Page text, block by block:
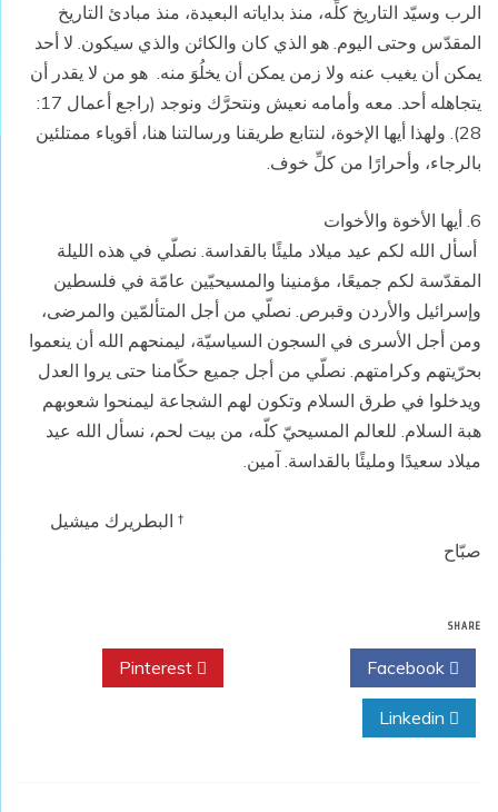
الرب وسيّد التاريخ كلِّه، منذ بداياته البعيدة، منذ مبادئ التاريخ
المقدّس وحتى اليوم. هو الذي كان والكائن والذي سيكون. لا أحد
يمكن أن يغيب عنه ولا زمن يمكن أن يخلُوَ منه. هو من لا يقدر أن
يتجاهله أحد. معه وأمامه نعيش ونتحرَّك ونوجد (راجع أعمال 17:
28). ولهذا أيها الإخوة، لنتابع طريقنا ورسالتنا هنا، أقوياء ممتلئين
بالرجاء، وأحرارًا من كلِّ خوف.
6. أيها الأخوة والأخوات
أسأل الله لكم عيد ميلاد مليئًا بالقداسة. نصلّي في هذه الليلة
المقدّسة لكم جميعًا، مؤمنينا والمسيحيّين عامّة في فلسطين
وإسرائيل والأردن وقبرص. نصلّي من أجل المتألمّين والمرضى،
ومن أجل الأسرى في السجون السياسيّة، ليمنحهم الله أن ينعموا
بحرّيتهم وكرامتهم. نصلّي من أجل جميع حكّامنا حتى يروا العدل
ويدخلوا في طرق السلام وتكون لهم الشجاعة ليمنحوا شعوبهم
هبة السلام. للعالم المسيحيّ كلّه، من بيت لحم، نسأل الله عيد
ميلاد سعيدًا ومليئًا بالقداسة. آمين.
† البطريرك ميشيل
صبّاح
SHARE